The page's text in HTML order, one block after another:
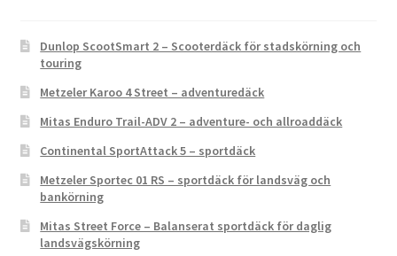
Dunlop ScootSmart 2 – Scooterdäck för stadskörning och
touring
Metzeler Karoo 4 Street – adventuredäck
Mitas Enduro Trail-ADV 2 – adventure- och allroaddäck
Continental SportAttack 5 – sportdäck
Metzeler Sportec 01 RS – sportdäck för landsväg och
bankörning
Mitas Street Force – Balanserat sportdäck för daglig
landsvägskörning